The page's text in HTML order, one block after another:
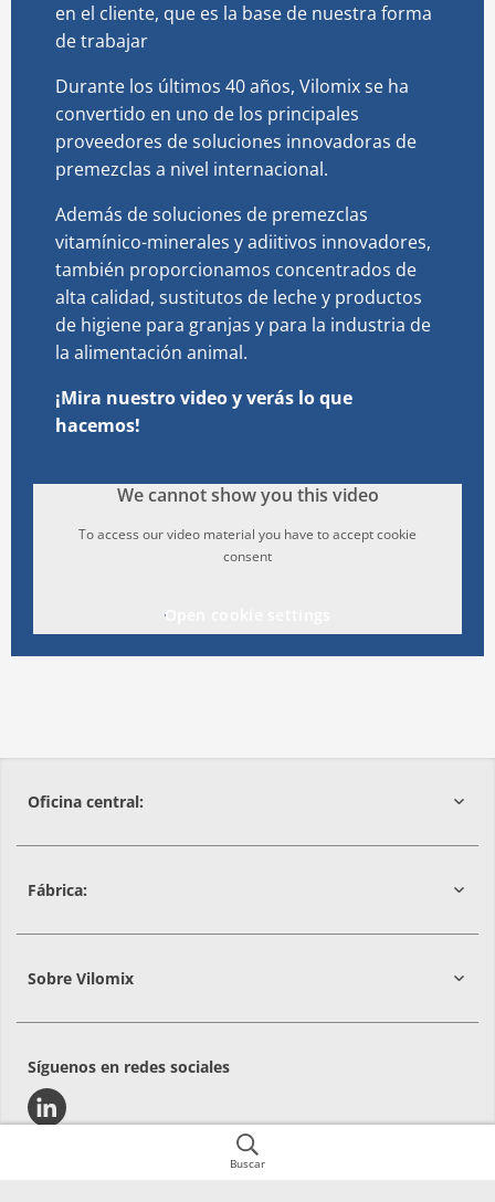
Buscar
en el cliente, que es la base de nuestra forma
de trabajar
Durante los últimos 40 años, Vilomix se ha
convertido en uno de los principales
proveedores de soluciones innovadoras de
premezclas a nivel internacional.
Además de soluciones de premezclas
vitamínico-minerales y adiitivos innovadores,
también proporcionamos concentrados de
alta calidad, sustitutos de leche y productos
de higiene para granjas y para la industria de
la alimentación animal.
¡Mira nuestro video y verás lo que
hacemos!
We cannot show you this video
To access our video material you have to accept cookie
consent
Open cookie settings
Oficina central:
Fábrica:
Sobre Vilomix
Síguenos en redes sociales